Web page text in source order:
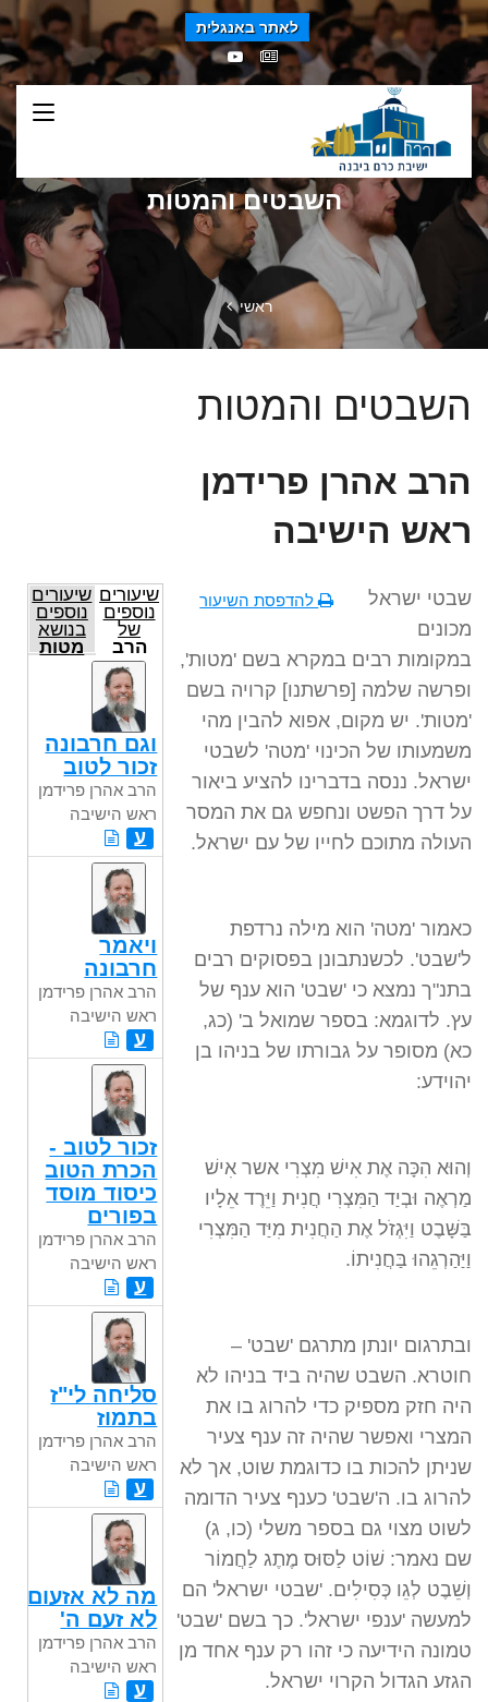
לאתר באנגלית
השבטים והמטות
ראשי
השבטים והמטות
הרב אהרן פרידמן
ראש הישיבה
להדפסת השיעור
שבטי ישראל
מכונים
במקומות רבים במקרא בשם 'מטות',
ופרשה שלמה [פרשתנו] קרויה בשם
'מטות'. יש מקום, אפוא להבין מהי
משמעותו של הכינוי 'מטה' לשבטי
ישראל. ננסה בדברינו להציע ביאור
על דרך הפשט ונחפש גם את המסר
העולה מתוכם לחייו של עם ישראל.
כאמור 'מטה' הוא מילה נרדפת
ל'שבט'. לכשנתבונן בפסוקים רבים
בתנ"ך נמצא כי 'שבט' הוא ענף של
עץ. לדוגמא: בספר שמואל ב' (כג,
כא) מסופר על גבורתו של בניהו בן
יהוידע:
וְהוּא הִכָּה אֶת אִישׁ מִצְרִי אשר אִישׁ
מַרְאֶה וּבְיַד הַמִּצְרִי חֲנִית וַיֵּרֶד אֵלָיו
בַּשָּׁבֶט וַיִּגְזֹל אֶת הַחֲנִית מִיַּד הַמִּצְרִי
וַיַּהַרְגֵהוּ בַּחֲנִיתוֹ.
ובתרגום יונתן מתרגם 'שבט' –
חוטרא. השבט שהיה ביד בניהו לא
היה חזק מספיק כדי להרוג בו את
המצרי ואפשר שהיה זה ענף צעיר
שניתן להכות בו כדוגמת שוט, אך לא
להרוג בו. ה'שבט' כענף צעיר הדומה
לשוט מצוי גם בספר משלי (כו, ג)
שם נאמר: שׁוֹט לַסּוּס מֶתֶג לַחֲמוֹר
וְשֵׁבֶט לְגֵו כְּסִילִים. 'שבטי ישראל' הם
למעשה 'ענפי ישראל'. כך בשם 'שבט'
טמונה הידיעה כי זהו רק ענף אחד מן
הגזע הגדול הקרוי ישראל.
שיעורים
נוספים
של
הרב
אהרן
פרידמן
ראש
הישיבה
שיעורים
נוספים
בנושא
מטות
וגם חרבונה
זכור לטוב
הרב אהרן פרידמן
ראש הישיבה
ע
ויאמר
חרבונה
הרב אהרן פרידמן
ראש הישיבה
ע
זכור לטוב -
הכרת הטוב
כיסוד מוסד
בפורים
הרב אהרן פרידמן
ראש הישיבה
ע
סליחה לי"ז
בתמוז
הרב אהרן פרידמן
ראש הישיבה
ע
מה לא אזעום
לא זעם ה'
הרב אהרן פרידמן
ראש הישיבה
ע